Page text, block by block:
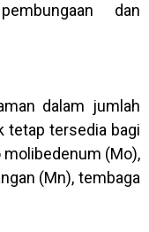
dan
dalam jumlah
tetap tersedia bagi
(Mo),
(Mn), tembaga